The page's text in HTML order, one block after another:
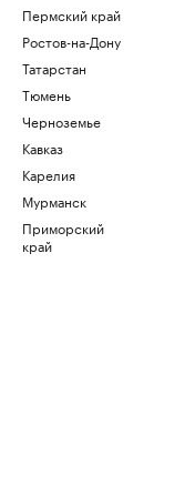
Пермский край
Ростов-на-Дону
Татарстан
Тюмень
Черноземье
Кавказ
Карелия
Мурманск
Приморский
край